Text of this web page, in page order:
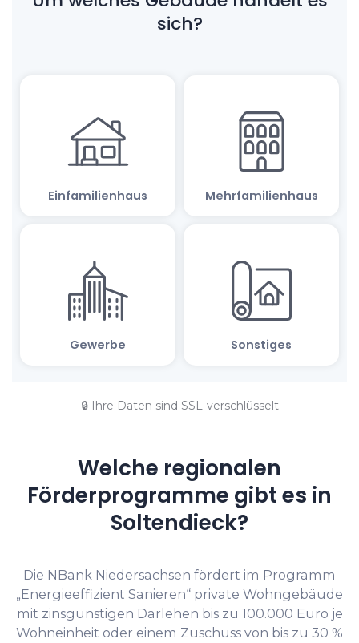
🔒 Ihre Daten sind SSL-verschlüsselt
Welche regionalen
Förderprogramme gibt es in
Soltendieck?
Die NBank Niedersachsen fördert im Programm
„Energieeffizient Sanieren“ private Wohngebäude
mit zinsgünstigen Darlehen bis zu 100.000 Euro je
Wohneinheit oder einem Zuschuss von bis zu 30 %